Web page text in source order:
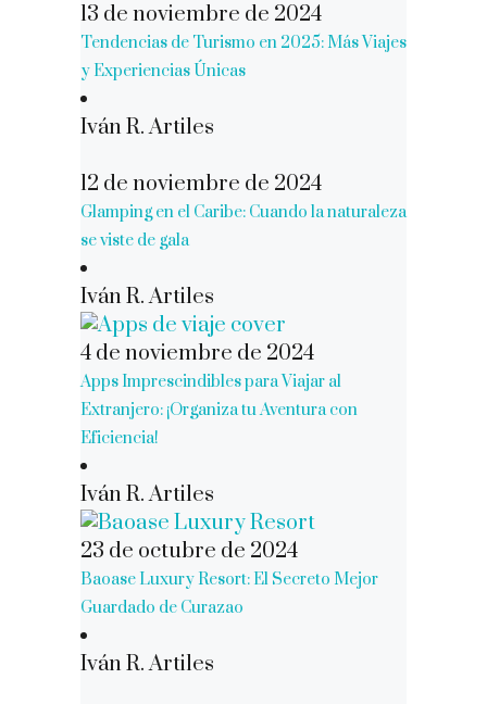
13 de noviembre de 2024
Tendencias de Turismo en 2025: Más Viajes
y Experiencias Únicas
Iván R. Artiles
12 de noviembre de 2024
Glamping en el Caribe: Cuando la naturaleza
se viste de gala
Iván R. Artiles
4 de noviembre de 2024
Apps Imprescindibles para Viajar al
Extranjero: ¡Organiza tu Aventura con
Eficiencia!
Iván R. Artiles
23 de octubre de 2024
Baoase Luxury Resort: El Secreto Mejor
Guardado de Curazao
Iván R. Artiles